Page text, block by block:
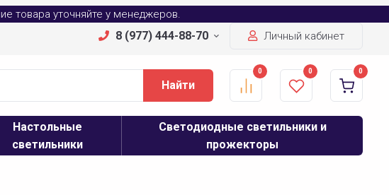
товара уточняйте у менеджеров.
8 (977) 444-88-70 Личный кабинет
Найти
0 0 0
Настольные
светильники
Светодиодные светильники и
прожекторы